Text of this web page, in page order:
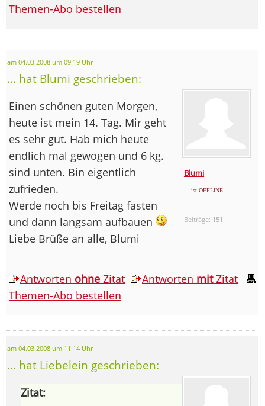
Themen-Abo bestellen
am 04.03.2008 um 09:19 Uhr
... hat Blumi geschrieben:
Blumi
... ist OFFLINE
Beiträge: 151
Einen schönen guten Morgen,
heute ist mein 14. Tag. Mir geht
es sehr gut. Hab mich heute
endlich mal gewogen und 6 kg.
sind unten. Bin eigentlich
zufrieden.
Werde noch bis Freitag fasten
und dann langsam aufbauen
Liebe Brüße an alle, Blumi
Antworten ohne Zitat Antworten mitZitat
Themen-Abo bestellen
am 04.03.2008 um 11:14 Uhr
... hat Liebelein geschrieben:
Zitat: